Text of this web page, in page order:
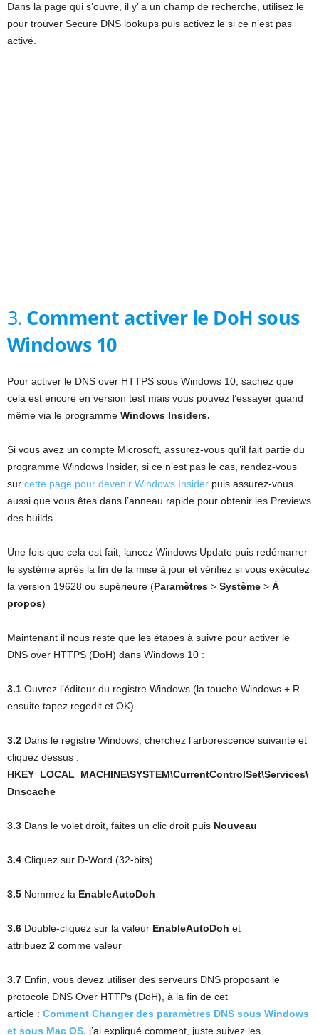
Dans la page qui s’ouvre, il y’ a un champ de recherche, utilisez le
pour trouver Secure DNS lookups puis activez le si ce n’est pas
activé.
3. Comment activer le DoH sous
Windows 10
Pour activer le DNS over HTTPS sous Windows 10, sachez que
cela est encore en version test mais vous pouvez l’essayer quand
même via le programme Windows Insiders.
Si vous avez un compte Microsoft, assurez-vous qu’il fait partie du
programme Windows Insider, si ce n’est pas le cas, rendez-vous
sur cette page pour devenir Windows Insider puis assurez-vous
aussi que vous êtes dans l’anneau rapide pour obtenir les Previews
des builds.
Une fois que cela est fait, lancez Windows Update puis redémarrer
le système après la fin de la mise à jour et vérifiez si vous exécutez
la version 19628 ou supérieure (Paramètres > Système > À
propos)
Maintenant il nous reste que les étapes à suivre pour activer le
DNS over HTTPS (DoH) dans Windows 10 :
3.1 Ouvrez l’éditeur du registre Windows (la touche Windows + R
ensuite tapez regedit et OK)
3.2 Dans le registre Windows, cherchez l’arborescence suivante et
cliquez dessus :
HKEY_LOCAL_MACHINE\SYSTEM\CurrentControlSet\Services\
Dnscache
3.3 Dans le volet droit, faites un clic droit puis Nouveau
3.4 Cliquez sur D-Word (32-bits)
3.5 Nommez la EnableAutoDoh
3.6 Double-cliquez sur la valeur EnableAutoDoh et
attribuez 2 comme valeur
3.7 Enfin, vous devez utiliser des serveurs DNS proposant le
protocole DNS Over HTTPs (DoH), à la fin de cet
article : Comment Changer des paramètres DNS sous Windows
et sous Mac OS, j’ai expliqué comment, juste suivez les